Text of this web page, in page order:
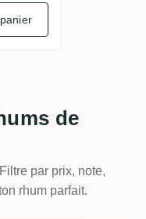
de
par prix, note,
rhum parfait.